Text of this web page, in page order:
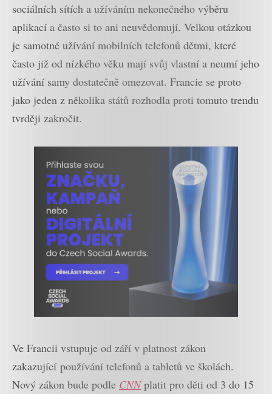
sociálních sítích a užíváním nekonečného výběru
aplikací a často si to ani neuvědomují. Velkou otázkou
je samotné užívání mobilních telefonů dětmi, které
často již od nízkého věku mají svůj vlastní a neumí jeho
užívání samy dostatečně omezovat. Francie se proto
jako jeden z několika států rozhodla proti tomuto trendu
tvrději zakročit.
Ve Francii vstupuje od září v platnost zákon
zakazující používání telefonů a tabletů ve školách.
Nový zákon bude podle CNNplatit pro děti od 3 do 15